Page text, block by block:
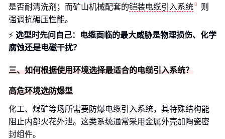
是否耐清洗剂；而矿山机械配套的铠装电缆引入系统
则
强调抗碾压性能。
⚡ 选型时先问自己：电缆面临的最大威胁是物理损伤、化学
腐蚀还是电磁干扰？
三、如何根据使用环境选择最适合的电缆引入系统？
高危环境选防爆型
化工、煤矿等场所需要防爆电缆引入系统，其特殊结构能
阻止内部火花外泄。这类系统通常采用金属外壳加陶瓷密
封组件。